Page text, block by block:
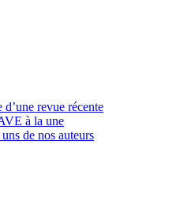
revue récente
à la une
de nos auteurs